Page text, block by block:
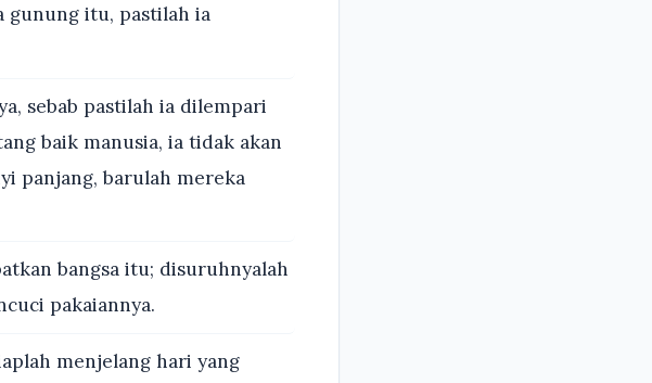
gunung itu, pastilah ia
sebab pastilah ia dilempari
baik manusia, ia tidak akan
panjang, barulah mereka
bangsa itu; disuruhnyalah
pakaiannya.
menjelang hari yang